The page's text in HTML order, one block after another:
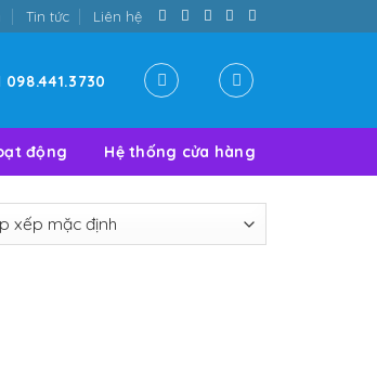
Tin tức Liên hệ
098.441.3730
động Hệ thống cửa hàng